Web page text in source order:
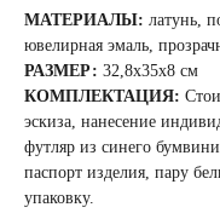
МАТЕРИАЛЫ: латунь,
ювелирная эмаль,
РАЗМЕР: 32,8x35x8 см
КОМПЛЕКТАЦИЯ:
эскиза, нанесение
футляр из синего
паспорт изделия, пару
упаковку.